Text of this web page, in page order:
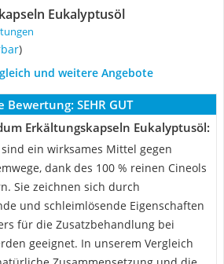
Eukalyptusöl
)
und weitere Angebote
Bewertung: SEHR GUT
Erkältungskapseln Eukalyptusöl:
ein wirksames Mittel gegen
dank des 100 % reinen Cineols
Sie zeichnen sich durch
und schleimlösende Eigenschaften
für die Zusatzbehandlung bei
geeignet. In unserem Vergleich